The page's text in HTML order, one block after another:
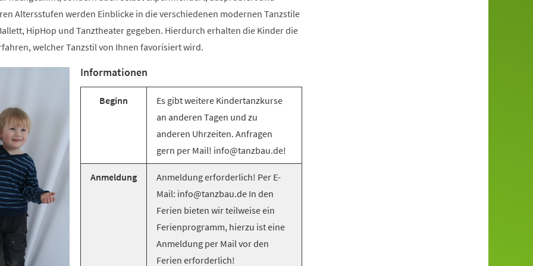
Altersstufen werden Einblicke in die verschiedenen modernen Tanzstile
HipHop und Tanztheater gegeben. Hierdurch erhalten die Kinder die
welcher Tanzstil von Ihnen favorisiert wird.
Informationen
Beginn
Es gibt weitere Kindertanzkurse
an anderen Tagen und zu
anderen Uhrzeiten. Anfragen
gern per Mail! info@tanzbau.de!
Anmeldung
Anmeldung erforderlich! Per E-
Mail: info@tanzbau.de In den
Ferien bieten wir teilweise ein
Ferienprogramm, hierzu ist eine
Anmeldung per Mail vor den
Ferien erforderlich!